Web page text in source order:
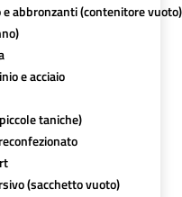
abbronzanti (contenitore vuoto)
e acciaio
taniche)
(sacchetto vuoto)